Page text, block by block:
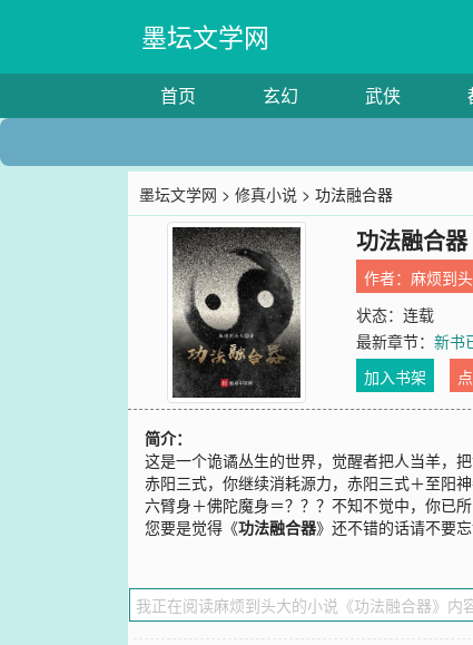
墨坛文学网
首页 玄幻 武侠
墨坛文学网 >修真小说 > 功法融合器
功法融合器
作者：麻烦到
状态：连载
最新章节：新书
加入书架
简介：
这是一个诡谲丛生的世界，觉醒者把人当羊，
赤阳三式，你继续消耗源力，赤阳三式＋至阳
六臂身＋佛陀魔身＝？？？不知不觉中，你已
您要是觉得《功法融合器》还不错的话请不要